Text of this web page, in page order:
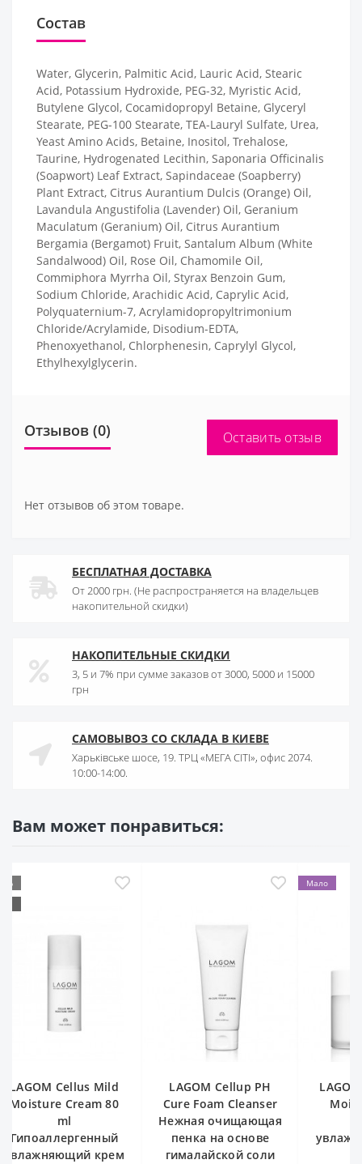
Состав
Water, Glycerin, Palmitic Acid, Lauric Acid, Stearic
Acid, Potassium Hydroxide, PEG-32, Myristic Acid,
Butylene Glycol, Cocamidopropyl Betaine, Glyceryl
Stearate, PEG-100 Stearate, TEA-Lauryl Sulfate, Urea,
Yeast Amino Acids, Betaine, Inositol, Trehalose,
Taurine, Hydrogenated Lecithin, Saponaria Officinalis
(Soapwort) Leaf Extract, Sapindaceae (Soapberry)
Plant Extract, Citrus Aurantium Dulcis (Orange) Oil,
Lavandula Angustifolia (Lavender) Oil, Geranium
Maculatum (Geranium) Oil, Citrus Aurantium
Bergamia (Bergamot) Fruit, Santalum Album (White
Sandalwood) Oil, Rose Oil, Chamomile Oil,
Commiphora Myrrha Oil, Styrax Benzoin Gum,
Sodium Chloride, Arachidic Acid, Caprylic Acid,
Polyquaternium-7, Acrylamidopropyltrimonium
Chloride/Acrylamide, Disodium-EDTA,
Phenoxyethanol, Chlorphenesin, Caprylyl Glycol,
Ethylhexylglycerin.
Отзывов (0) Оставить отзыв
Нет отзывов об этом товаре.
БЕСПЛАТНАЯ ДОСТАВКА
От 2000 грн. (Не распространяется на владельцев
накопительной скидки)
НАКОПИТЕЛЬНЫЕ СКИДКИ
3, 5 и 7% при сумме заказов от 3000, 5000 и 15000
грн
САМОВЫВОЗ СО СКЛАДА В КИЕВЕ
Харьківське шосе, 19. ТРЦ «МЕГА СІТІ», офис 2074.
10:00-14:00.
Вам может понравиться:
Cellus Mild
Cream 80
крем
LAGOM Cellup PH
Cure Foam Cleanser
Нежная очищающая
пенка на основе
гималайской соли
Мало
LAGOM
Moisture